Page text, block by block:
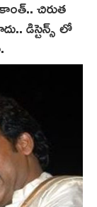
చిరుత
డిస్టెన్స్ లో